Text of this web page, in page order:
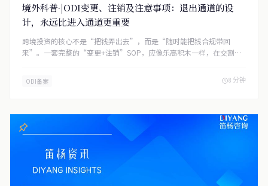
境外科普·|ODI变更、注销及注意事项：退出通道的设
计，永远比进入通道更重要
跨境投资的核心不是“把钱弄出去”，而是“随时能把钱合规带回
来”。一套完整的“变更+注销”SOP，应像乐高积木一样，在交割协
只有这样，当基金到期、股价波动、股东翻脸或地缘政治突变时，CFO
才能在键盘上敲下“确认”键，让资金、税务、合规、商誉四条曲线同
ODI备案 8 分钟